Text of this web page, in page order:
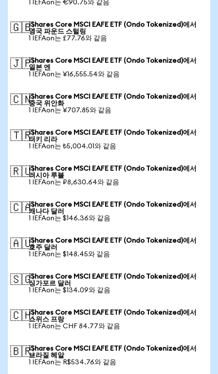
1 IEFAon는 €90.75와 같음
🇬🇧iShares Core MSCI EAFE ETF (Ondo Tokenized)에서
영국 파운드 스털링
1 IEFAon는 £77.76와 같음
🇯🇵iShares Core MSCI EAFE ETF (Ondo Tokenized)에서
일본 엔
1 IEFAon는 ¥16,555.54와 같음
🇨🇳iShares Core MSCI EAFE ETF (Ondo Tokenized)에서
중국 위안화
1 IEFAon는 ¥707.85와 같음
🇹🇷iShares Core MSCI EAFE ETF (Ondo Tokenized)에서
터키 리라
1 IEFAon는 ₺5,004.01와 같음
🇷🇺iShares Core MSCI EAFE ETF (Ondo Tokenized)에서
러시아 루블
1 IEFAon는 ₽8,630.64와 같음
🇨🇦iShares Core MSCI EAFE ETF (Ondo Tokenized)에서
캐나다 달러
1 IEFAon는 $146.36와 같음
🇦🇺iShares Core MSCI EAFE ETF (Ondo Tokenized)에서
호주 달러
1 IEFAon는 $148.45와 같음
🇸🇬iShares Core MSCI EAFE ETF (Ondo Tokenized)에서
싱가포르 달러
1 IEFAon는 $134.09와 같음
🇨🇭iShares Core MSCI EAFE ETF (Ondo Tokenized)에서
스위스 프랑
1 IEFAon는 CHF 84.77와 같음
🇧🇷iShares Core MSCI EAFE ETF (Ondo Tokenized)에서
브라질 헤알
1 IEFAon는 R$534.76와 같음